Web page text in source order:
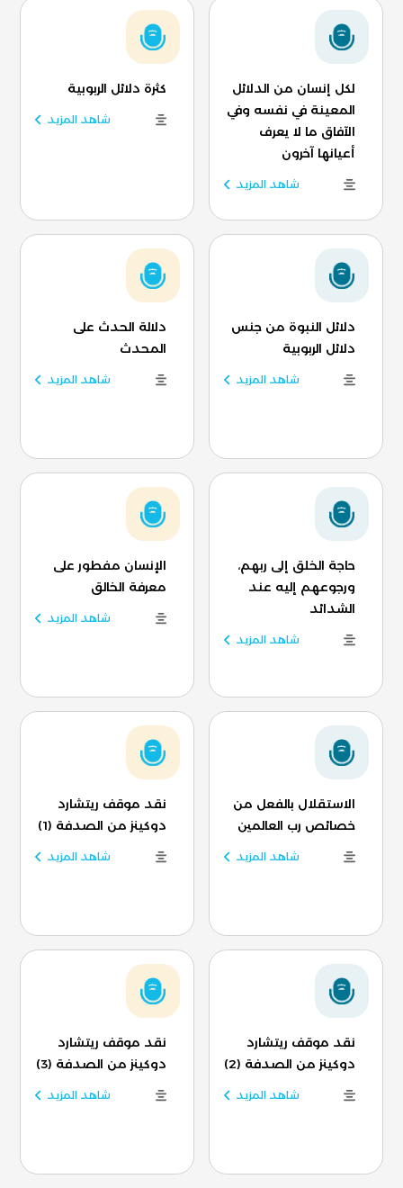
لكل إنسان من الدلائل
المعينة في نفسه وفي
الآفاق ما لا يعرف
أعيانها آخرون
شاهد المزيد
كثرة دلائل الربوبية
شاهد المزيد
دلائل النبوة من جنس
دلائل الربوبية
شاهد المزيد
دلالة الحدث على
المحدث
شاهد المزيد
حاجة الخلق إلى ربهم،
ورجوعهم إليه عند
الشدائد
شاهد المزيد
الإنسان مفطور على
معرفة الخالق
شاهد المزيد
الاستقلال بالفعل من
خصائص رب العالمين
شاهد المزيد
نقد موقف ريتشارد
دوكينز من الصدفة (1)
شاهد المزيد
نقد موقف ريتشارد
دوكينز من الصدفة (2)
شاهد المزيد
نقد موقف ريتشارد
دوكينز من الصدفة (3)
شاهد المزيد